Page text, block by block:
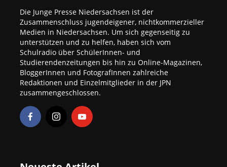
Die Junge Presse Niedersachsen ist der
Zusammenschluss jugendeigener, nichtkommerzieller
Medien in Niedersachsen. Um sich gegenseitig zu
unterstützen und zu helfen, haben sich vom
Schulradio über SchülerInnen- und
Studierendenzeitungen bis hin zu Online-Magazinen,
BloggerInnen und FotografInnen zahlreiche
Redaktionen und Einzelmitglieder in der JPN
zusammengeschlossen.